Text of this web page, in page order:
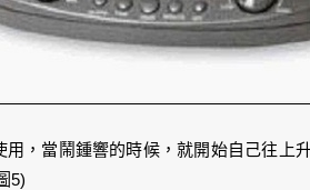
用，當鬧鍾響的時候，就開始自己往上
5)